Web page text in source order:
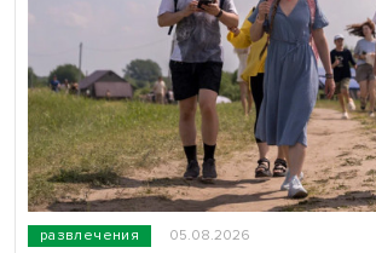
развлечения 05.08.2026